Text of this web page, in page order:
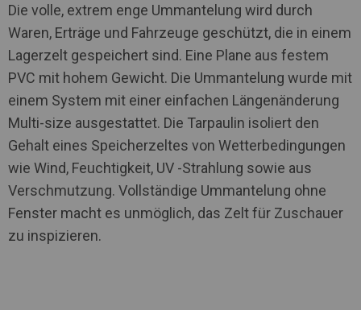
Die volle, extrem enge Ummantelung wird durch
Waren, Erträge und Fahrzeuge geschützt, die in einem
Lagerzelt gespeichert sind. Eine Plane aus festem
PVC mit hohem Gewicht. Die Ummantelung wurde mit
einem System mit einer einfachen Längenänderung
Multi-size ausgestattet. Die Tarpaulin isoliert den
Gehalt eines Speicherzeltes von Wetterbedingungen
wie Wind, Feuchtigkeit, UV -Strahlung sowie aus
Verschmutzung. Vollständige Ummantelung ohne
Fenster macht es unmöglich, das Zelt für Zuschauer
zu inspizieren.